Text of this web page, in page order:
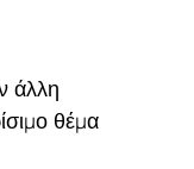
άλλη
θέμα